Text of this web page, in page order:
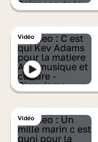
Vidéo
Vidéo